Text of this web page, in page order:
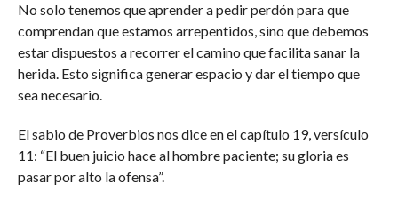
No solo tenemos que aprender a pedir perdón para que
comprendan que estamos arrepentidos, sino que debemos
estar dispuestos a recorrer el camino que facilita sanar la
herida. Esto significa generar espacio y dar el tiempo que
sea necesario.
El sabio de Proverbios nos dice en el capítulo 19, versículo
11: “El buen juicio hace al hombre paciente; su gloria es
pasar por alto la ofensa”.